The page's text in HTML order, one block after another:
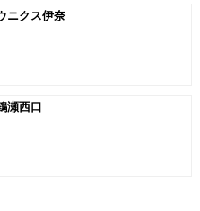
ニクス伊奈
瀬西口